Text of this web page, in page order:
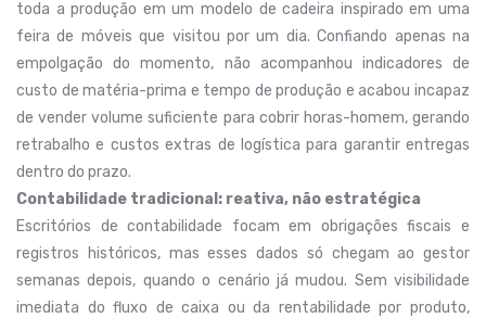
toda a produção em um modelo de cadeira inspirado em uma
feira de móveis que visitou por um dia. Confiando apenas na
empolgação do momento, não acompanhou indicadores de
custo de matéria-prima e tempo de produção e acabou incapaz
de vender volume suficiente para cobrir horas-homem, gerando
retrabalho e custos extras de logística para garantir entregas
dentro do prazo.
Contabilidade tradicional: reativa, não estratégica
Escritórios de contabilidade focam em obrigações fiscais e
registros históricos, mas esses dados só chegam ao gestor
semanas depois, quando o cenário já mudou. Sem visibilidade
imediata do fluxo de caixa ou da rentabilidade por produto,